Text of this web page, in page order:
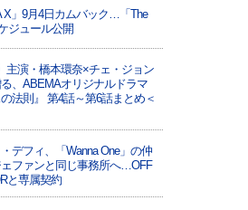
X」9月4日カムバック…「The
ジュール公開
主演・橋本環奈×チェ・ジョン
、ABEMAオリジナルドラマ
の法則』 第4話～第6話まとめ＜
・デフィ、「Wanna One」の仲
ファンと同じ事務所へ…OFF
と専属契約